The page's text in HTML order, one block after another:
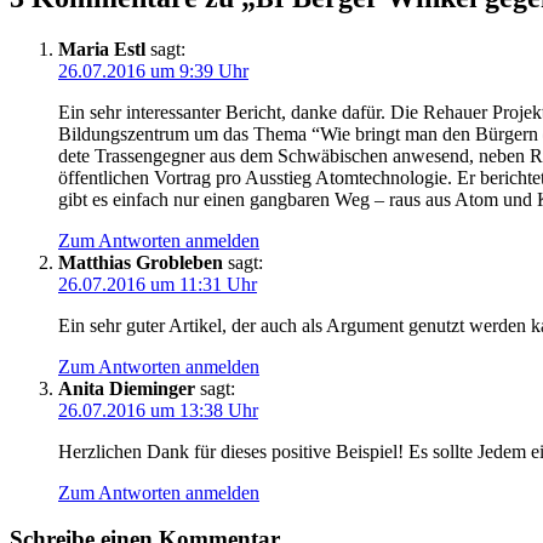
Maria Estl sagt:
26.07.2016 um 9:39 Uhr
Ein sehr inter­es­san­ter Bericht, dan­ke dafür. Die Rehau­er
Bil­dungs­zen­trum um das The­ma “Wie bringt man den
de­te Tras­sen­geg­ner aus dem Schwä­bi­schen anwe­send,
öffent­li­chen Vor­trag pro Aus­stieg Atom­tech­no­lo­gie. Er
gibt es ein­fach nur einen gang­ba­ren Weg – raus aus Atom
Zum Antworten anmelden
Matthias Grobleben sagt:
26.07.2016 um 11:31 Uhr
Ein sehr guter Arti­kel, der auch als Argu­ment genutzt wer­den
Zum Antworten anmelden
Anita Dieminger sagt:
26.07.2016 um 13:38 Uhr
Herz­li­chen Dank für die­ses posi­ti­ve Bei­spiel! Es soll­te Jedem
Zum Antworten anmelden